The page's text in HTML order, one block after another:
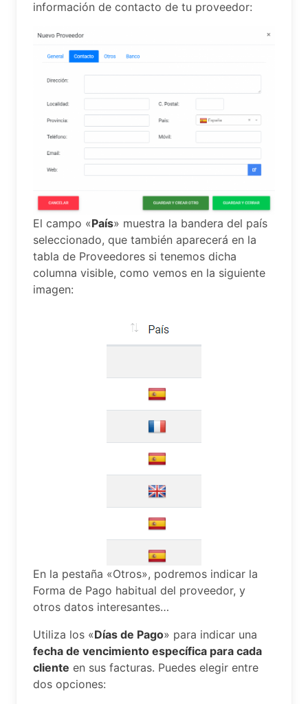
información de contacto de tu proveedor:
El campo «País» muestra la bandera del país
seleccionado, que también aparecerá en la
tabla de Proveedores si tenemos dicha
columna visible, como vemos en la siguiente
imagen:
En la pestaña «Otros», podremos indicar la
Forma de Pago habitual del proveedor, y
otros datos interesantes…
Utiliza los «Días de Pago» para indicar una
fecha de vencimiento específica para cada
cliente en sus facturas. Puedes elegir entre
dos opciones: